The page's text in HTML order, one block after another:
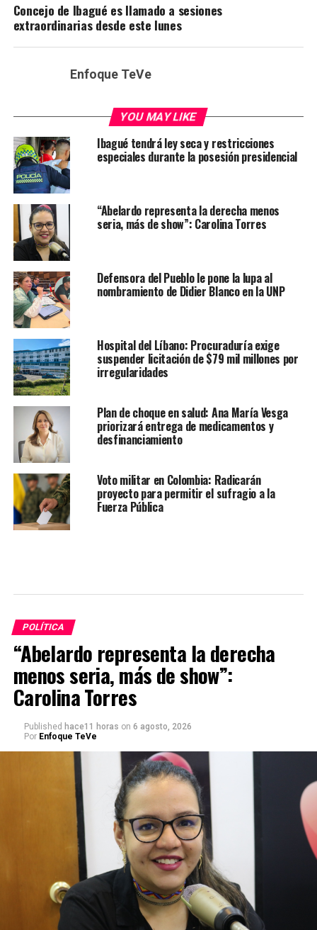
Concejo de Ibagué es llamado a sesiones
extraordinarias desde este lunes
Enfoque TeVe
YOU MAY LIKE
Ibagué tendrá ley seca y restricciones
especiales durante la posesión presidencial
“Abelardo representa la derecha menos
seria, más de show”: Carolina Torres
Defensora del Pueblo le pone la lupa al
nombramiento de Didier Blanco en la UNP
Hospital del Líbano: Procuraduría exige
suspender licitación de $79 mil millones por
irregularidades
Plan de choque en salud: Ana María Vesga
priorizará entrega de medicamentos y
desfinanciamiento
Voto militar en Colombia: Radicarán
proyecto para permitir el sufragio a la
Fuerza Pública
POLÍTICA
“Abelardo representa la derecha
menos seria, más de show”:
Carolina Torres
Published hace11 horas on 6 agosto, 2026
Por Enfoque TeVe